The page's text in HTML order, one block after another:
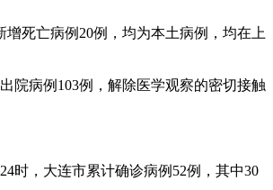
增死亡病例20例，均为本土病例，均在上
院病例103例，解除医学观察的密切接触
时，大连市累计确诊病例52例，其中30